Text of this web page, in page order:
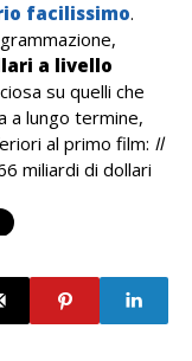
facilissimo.
a livello
su quelli che
a lungo termine,
al primo film: Il
miliardi di dollari